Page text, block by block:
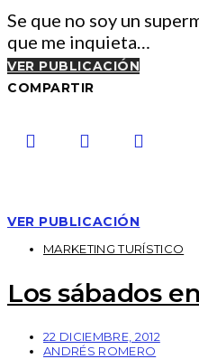
Se que no soy un
que me inquieta…
VER PUBLICACIÓN
COMPARTIR
VER PUBLICACIÓN
MARKETING TURÍSTICO
Los sábados
22 DICIEMBRE, 2012
ANDRÉS ROMERO